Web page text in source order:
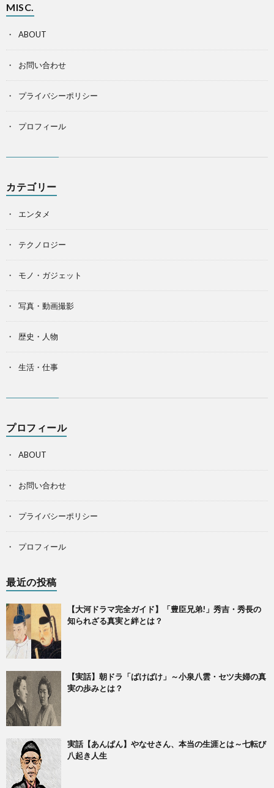
MISC.
ABOUT
お問い合わせ
プライバシーポリシー
プロフィール
カテゴリー
エンタメ
テクノロジー
モノ・ガジェット
写真・動画撮影
歴史・人物
生活・仕事
プロフィール
ABOUT
お問い合わせ
プライバシーポリシー
プロフィール
最近の投稿
【大河ドラマ完全ガイド】「豊臣兄弟!」秀吉・秀長の
知られざる真実と絆とは？
【実話】朝ドラ「ばけばけ」～小泉八雲・セツ夫婦の真
実の歩みとは？
実話【あんぱん】やなせさん、本当の生涯とは～七転び
八起き人生